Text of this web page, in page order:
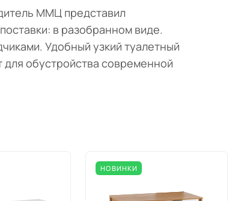
ММЦ представил
в разобранном виде.
Удобный узкий туалетный
обустройства современной
НОВИНКИ